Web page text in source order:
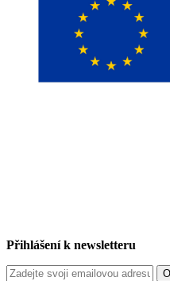
Přihlášení k newsletteru